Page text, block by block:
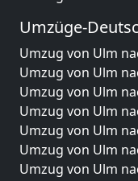
Umzüge-
Umzug von Ulm
Umzug von Ulm
Umzug von Ulm
Umzug von Ulm
Umzug von Ulm
Umzug von Ulm
Umzug von Ulm